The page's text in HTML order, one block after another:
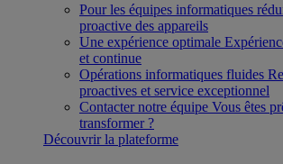
Pour les équipes informatiques
proactive des appareils
Une expérience optimale
et continue
Opérations informatiques fluides
proactives et service exceptionnel
Contacter notre équipe Vous êtes
transformer ?
Découvrir la plateforme